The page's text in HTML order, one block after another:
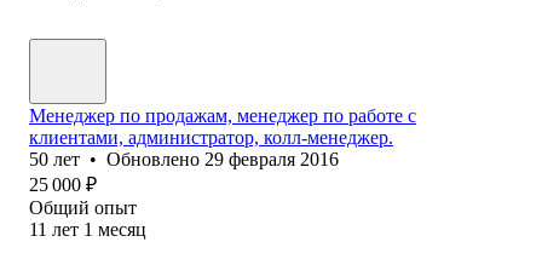
Менеджер по продажам, менеджер по работе с
клиентами, администратор, колл-менеджер.
50 лет • Обновлено 29 февраля 2016
25 000 ₽
Общий опыт
11 лет 1 месяц